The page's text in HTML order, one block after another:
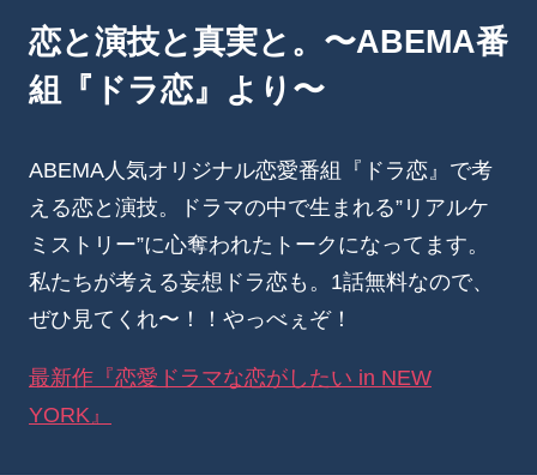
恋と演技と真実と。〜ABEMA番
組『ドラ恋』より〜
ABEMA人気オリジナル恋愛番組『ドラ恋』で考
える恋と演技。ドラマの中で生まれる”リアルケ
ミストリー”に心奪われたトークになってます。
私たちが考える妄想ドラ恋も。1話無料なので、
ぜひ見てくれ〜！！やっべぇぞ！
最新作『恋愛ドラマな恋がしたい in NEW
YORK』